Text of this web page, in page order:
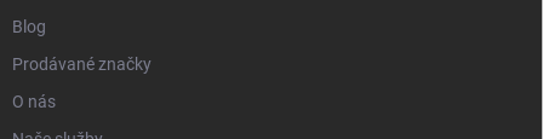
Blog
Prodávané značky
O nás